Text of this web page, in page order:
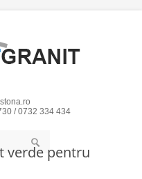
/ 0732 334 434
verde pentru